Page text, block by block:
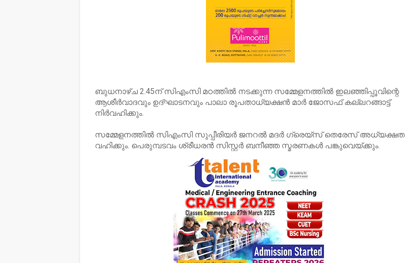
ബുധനാഴ്ച 2.45ന് സിഎംസി മഠത്തില്‍ നടക്കുന്ന സമ്മേളനത്തില്‍ ഇലഞ്ഞിപ്പൂവിന്റെ
ആശീര്‍വാദവും ഉദ്ഘാടനവും പാലാ രൂപതാധ്യക്ഷന്‍ മാര്‍ ജോസഫ് കല്ലറങ്ങാട്ട്
നിര്‍വഹിക്കും.
സമ്മേളനത്തില്‍ സിഎംസി സുപ്പീരിയര്‍ ജനറല്‍ മദര്‍ ഗ്രെയ്സ് തെരേസ് അധ്യക്ഷത
വഹിക്കും. പെരുമ്പടവം ശ്രീധരന്‍ സിസ്റ്റര്‍ ബനീഞ്ഞ സ്മരണകള്‍ പങ്കുവെയ്ക്കും.